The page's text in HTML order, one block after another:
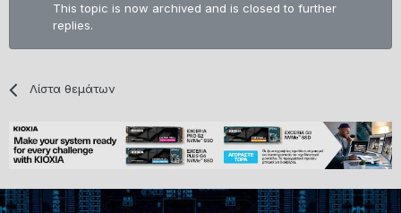
This topic is now archived and is closed to further
replies.
Λίστα θεμάτων